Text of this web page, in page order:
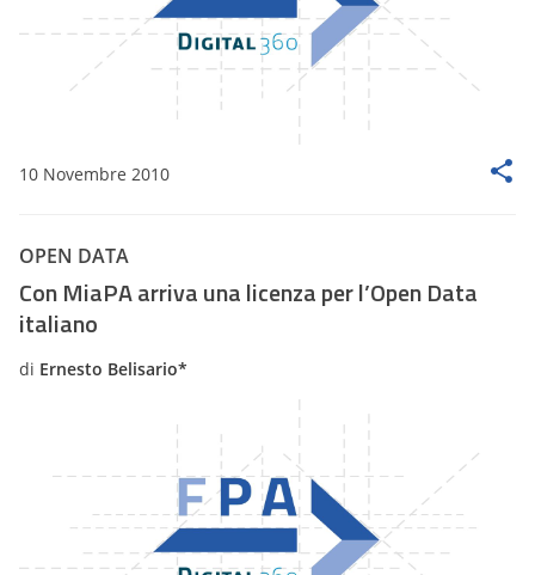
10 Novembre 2010
OPEN DATA
Con MiaPA arriva una licenza per l’Open Data
italiano
di Ernesto Belisario*